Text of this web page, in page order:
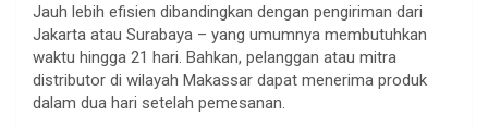
Jauh lebih efisien dibandingkan dengan pengiriman dari
Jakarta atau Surabaya – yang umumnya membutuhkan
waktu hingga 21 hari. Bahkan, pelanggan atau mitra
distributor di wilayah Makassar dapat menerima produk
dalam dua hari setelah pemesanan.